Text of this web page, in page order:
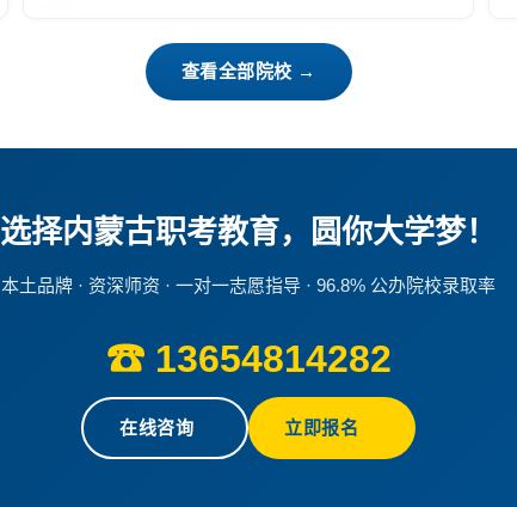
查看全部院校 →
选择内蒙古职考教育，圆你大学梦！
本土品牌 · 资深师资 · 一对一志愿指导 · 96.8% 公办院校录取率
☎ 13654814282
在线咨询 立即报名